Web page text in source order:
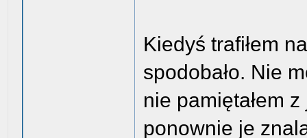
Kiedyś trafiłem
spodobało. Nie
nie pamiętałem
ponownie je